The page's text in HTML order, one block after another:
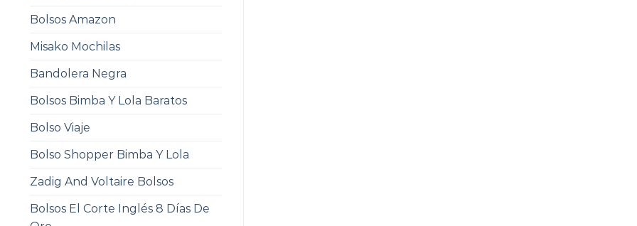
Bolsos Amazon
Misako Mochilas
Bandolera Negra
Bolsos Bimba Y Lola Baratos
Bolso Viaje
Bolso Shopper Bimba Y Lola
Zadig And Voltaire Bolsos
Bolsos El Corte Inglés 8 Días De